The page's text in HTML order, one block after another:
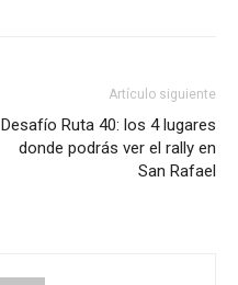
Artículo siguiente
Desafío Ruta 40: los 4 lugares
donde podrás ver el rally en
San Rafael